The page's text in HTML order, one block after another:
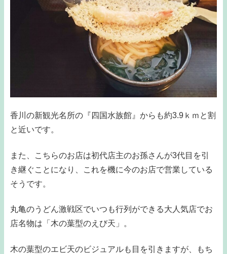
香川の新観光名所の『四国水族館』からも約3.9ｋｍと割
と近いです。
また、こちらのお店は初代店主のお孫さんが3代目を引
き継ぐことになり、これを機に今のお店で営業している
そうです。
丸亀のうどん激戦区でいつも行列ができる大人気店でお
店名物は「木の葉型のえび天」。
木の葉型のエビ天のビジュアルも目を引きますが、もち